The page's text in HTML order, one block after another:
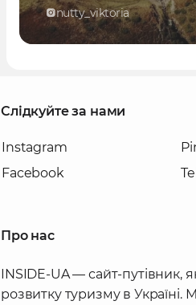
nutty_viktoria
Слідкуйте за нами
Instagram
Facebook
Про нас
INSIDE-UA — сайт-путівник,
розвитку туризму в Україні.